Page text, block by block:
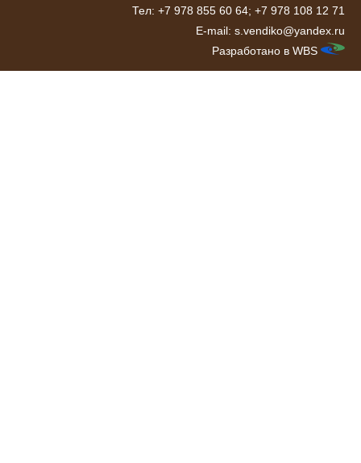
Тел: +7 978 855 60 64; +7 978 108 12 71
E-mail: s.vendiko@yandex.ru
Разработано в WBS